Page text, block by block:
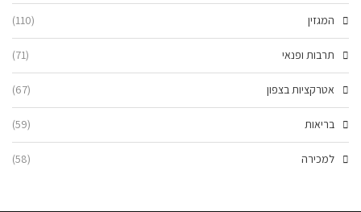
המגזין (110)
תרבות ופנאי (71)
אטרקציות בצפון (67)
בריאות (59)
למכירה (58)